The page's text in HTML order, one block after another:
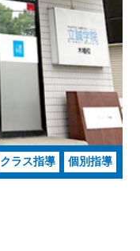
クラス指導 個別指導